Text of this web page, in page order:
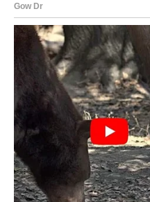
mjeseca donosi priliku za
događaje koji će mnogima